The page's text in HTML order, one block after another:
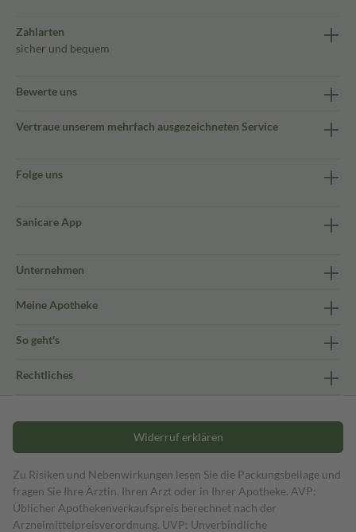
Zahlarten
sicher und bequem
Bewerte uns
Vertraue unserem mehrfach ausgezeichneten Service
Folge uns
Sanicare App
Unternehmen
Meine Apotheke
So geht's
Rechtliches
Widerruf erklären
Zu Risiken und Nebenwirkungen lesen Sie die Packungsbeilage und
fragen Sie Ihre Ärztin, Ihren Arzt oder in Ihrer Apotheke. AVP:
Üblicher Apothekenverkaufspreis berechnet nach der
Arzneimittelpreisverordnung. UVP: Unverbindliche